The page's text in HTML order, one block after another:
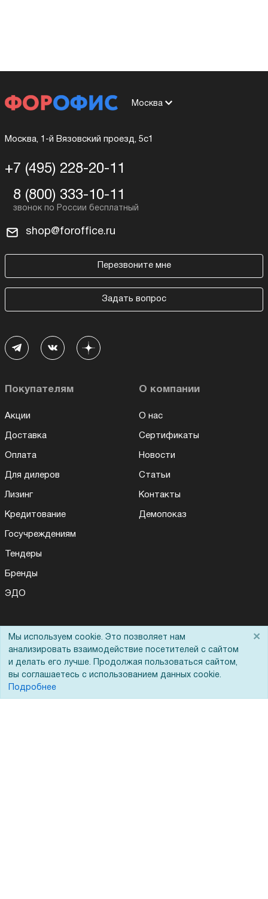
Москва
Москва, 1-й Вязовский проезд, 5с1
+7 (495) 228-20-11
8 (800) 333-10-11
shop@foroffice.ru
Перезвоните мне
Задать вопрос
Покупателям
Акции
Доставка
Оплата
Для дилеров
Лизинг
Кредитование
Госучреждениям
Тендеры
Бренды
ЭДО
О компании
О нас
Сертификаты
Новости
Статьи
Контакты
Демопоказ
Помощь
Вопрос-ответ
Реквизиты
Мы используем cookie. Это позволяет нам
анализировать взаимодействие посетителей с сайтом
и делать его лучше. Продолжая пользоваться сайтом,
вы соглашаетесь с использованием данных cookie.
Подробнее
×